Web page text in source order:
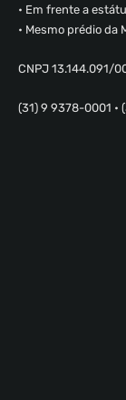
• Em frente a
• Mesmo prédio da
CNPJ 13.144.091/
(31) 9 9378-0001 •